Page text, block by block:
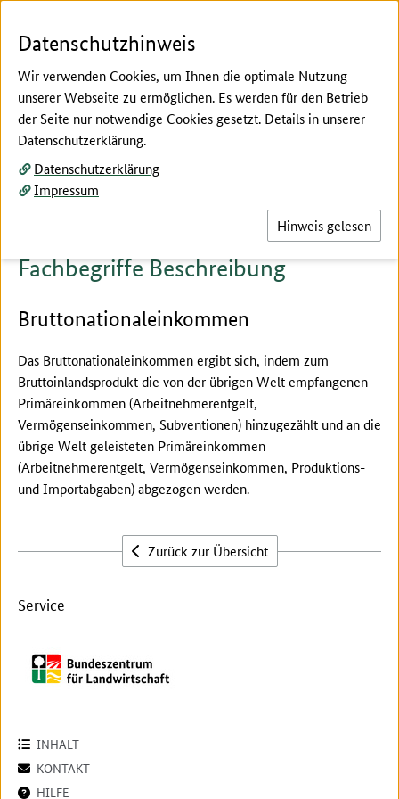
Hier beginnt der Hauptinhalt dieser Seite
Beschreibung
Fachbegriffe erklärt
Fachbegriffe Beschreibung
Bruttonationaleinkommen
Das Bruttonationaleinkommen ergibt sich, indem zum
Bruttoinlandsprodukt die von der übrigen Welt empfangenen
Primäreinkommen (Arbeitnehmerentgelt,
Vermögenseinkommen, Subventionen) hinzugezählt und an die
übrige Welt geleisteten Primäreinkommen
(Arbeitnehmerentgelt, Vermögenseinkommen, Produktions-
und Importabgaben) abgezogen werden.
Zurück zur Übersicht
Service
INHALT
KONTAKT
HILFE
Datenschutzhinweis
Wir verwenden Cookies, um Ihnen die optimale Nutzung
unserer Webseite zu ermöglichen. Es werden für den Betrieb
der Seite nur notwendige Cookies gesetzt. Details in unserer
Datenschutzerklärung.
Datenschutzerklärung
Impressum
Hinweis gelesen